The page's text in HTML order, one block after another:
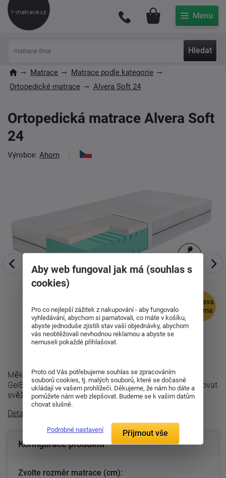
Hledat
Můj účet
Matrace
Matrace podle kategorie
Ortopedické matrace
Alvera Soft 24
Ortopedická matrace Alvera Soft
24
Výrobce: Ahorn
doprava
zdarma
Měkký komfort s technologií GelEffect Vrchní vrstva
GelEffect příjemně odlehčuje tlak na tělo, pomáhá udržovat
svěžejší klima během spánku ...
Detailní popis
Konfigurace produktu
Zvolte rozměr matrace (cm):
Aby web fungoval jak má (souhlas s
cookies)
Pro co nejlepší zážitek z nakupování - aby fungovalo
vyhledávání, abychom si pamatovali, co máte v košíku,
abyste jednoduše zjistili stav vaší objednávky, abychom
vás neobtěžovali nevhodnou reklamou a abyste se
nemuseli pokaždé přihlašovat.
Proto od Vás potřebujeme souhlas se zpracováním
souborů cookies, tj. malých souborů, které se dočasně
ukládají ve vašem prohlížeči. Děkujeme, že nám ho dáte a
pomůžete nám web zlepšovat. Budeme se k vašim datům
chovat slušně.
Podrobné nastavení Přijmout vše